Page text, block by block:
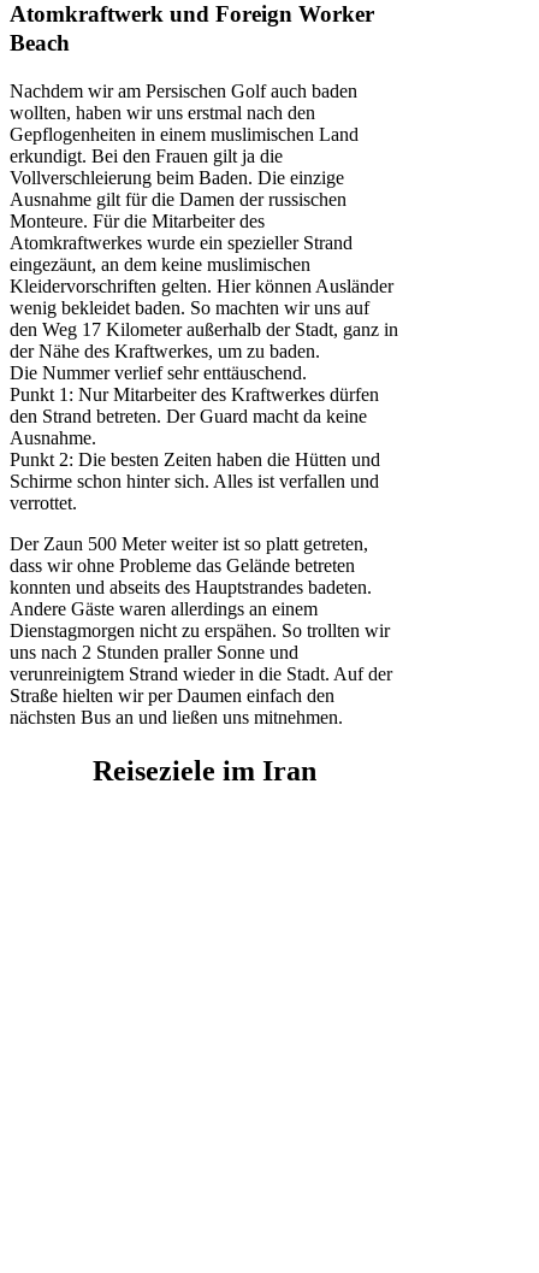
Atomkraftwerk und Foreign Worker
Beach
Nachdem wir am Persischen Golf auch baden
wollten, haben wir uns erstmal nach den
Gepflogenheiten in einem muslimischen Land
erkundigt. Bei den Frauen gilt ja die
Vollverschleierung beim Baden. Die einzige
Ausnahme gilt für die Damen der russischen
Monteure. Für die Mitarbeiter des
Atomkraftwerkes wurde ein spezieller Strand
eingezäunt, an dem keine muslimischen
Kleidervorschriften gelten. Hier können Ausländer
wenig bekleidet baden. So machten wir uns auf
den Weg 17 Kilometer außerhalb der Stadt, ganz in
der Nähe des Kraftwerkes, um zu baden.
Die Nummer verlief sehr enttäuschend.
Punkt 1: Nur Mitarbeiter des Kraftwerkes dürfen
den Strand betreten. Der Guard macht da keine
Ausnahme.
Punkt 2: Die besten Zeiten haben die Hütten und
Schirme schon hinter sich. Alles ist verfallen und
verrottet.
Der Zaun 500 Meter weiter ist so platt getreten,
dass wir ohne Probleme das Gelände betreten
konnten und abseits des Hauptstrandes badeten.
Andere Gäste waren allerdings an einem
Dienstagmorgen nicht zu erspähen. So trollten wir
uns nach 2 Stunden praller Sonne und
verunreinigtem Strand wieder in die Stadt. Auf der
Straße hielten wir per Daumen einfach den
nächsten Bus an und ließen uns mitnehmen.
Reiseziele im Iran